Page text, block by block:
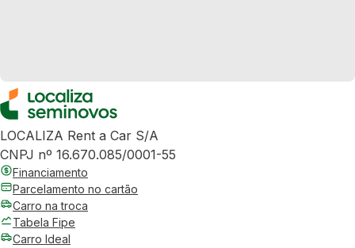
LOCALIZA Rent a Car S/A
CNPJ nº 16.670.085/0001-55
Financiamento
Parcelamento no cartão
Carro na troca
Tabela Fipe
Carro Ideal